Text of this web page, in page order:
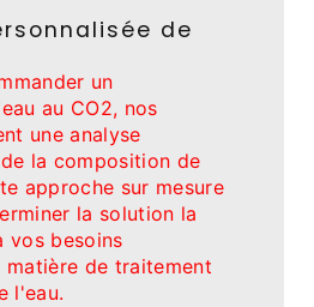
de
un
au CO2, nos
une analyse
la composition de
approche sur mesure
la solution la
vos besoins
matière de traitement
l'eau.